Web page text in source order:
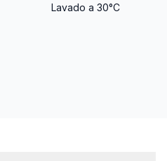
Lavado a 30°C